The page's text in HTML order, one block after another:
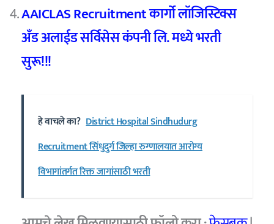
AAICLAS Recruitment कार्गो लॉजिस्टिक्स
अँड अलाईड सर्विसेस कंपनी लि. मध्ये भरती
सुरू!!!
हे वाचले का? District Hospital Sindhudurg
Recruitment सिंधुदुर्ग जिल्हा रुग्णालयात आरोग्य
विभागांतर्गत रिक्त जागांसाठी भरती